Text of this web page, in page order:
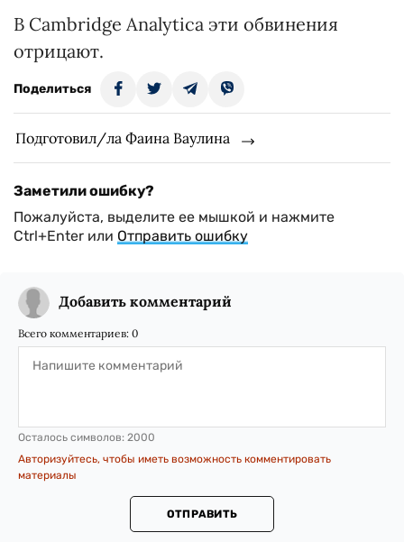
В Cambridge Analytica эти обвинения
отрицают.
Поделиться
Подготовил/ла Фаина Ваулина
Заметили ошибку?
Пожалуйста, выделите ее мышкой и нажмите
Ctrl+Enter или Отправить ошибку
Добавить комментарий
Всего комментариев: 0
Осталось символов: 2000
Авторизуйтесь, чтобы иметь возможность комментировать
материалы
ОТПРАВИТЬ